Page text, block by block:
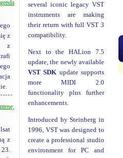
several iconic legacy VST
instruments are making
their return with full VST 3
compatibility.
Next to the HALion 7.5
update, the newly available
VST SDK update supports
more MIDI 2.0
functionality plus further
enhancements.
Introduced by Steinberg in
1996, VST was designed to
create a professional studio
environment for PC and
z
z
z
23.